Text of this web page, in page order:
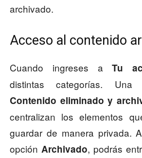
archivado.
Acceso al contenido
Cuando ingreses aTu
distintas categorías.
Contenido eliminado y
centralizan los elementos
guardar de manera privada.
opción Archivado, podrás